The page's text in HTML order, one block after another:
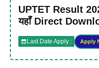
UPTET Result
यहाँ Direct
Last Date Apply : Apply